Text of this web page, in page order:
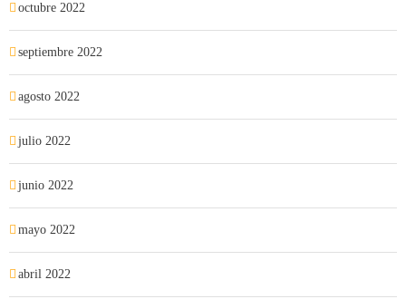
octubre 2022
septiembre 2022
agosto 2022
julio 2022
junio 2022
mayo 2022
abril 2022